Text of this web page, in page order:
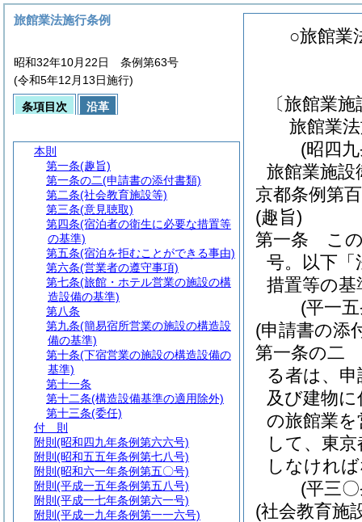
○旅館業
〔旅館業
旅館業
(昭四
旅館業施設
京都条例第
(趣旨)
第一条
こ
号。以下「
措置等の
(平一
(申請書の添
第一条の二
る者は、
及び建物
の旅館業
して、東
しなけれ
(平三
(社会教育施
旅館業法施行条例
昭和32年10月22日 条例第63号
(令和5年12月13日施行)
条項目次 沿革
本則
第一条(趣旨)
第一条の二(申請書の添付書類)
第二条(社会教育施設等)
第三条(意見聴取)
第四条(宿泊者の衛生に必要な措置等
の基準)
第五条(宿泊を拒むことができる事由)
第六条(営業者の遵守事項)
第七条(旅館・ホテル営業の施設の構
造設備の基準)
第八条
第九条(簡易宿所営業の施設の構造設
備の基準)
第十条(下宿営業の施設の構造設備の
基準)
第十一条
第十二条(構造設備基準の適用除外)
第十三条(委任)
付 則
附則 (昭和四九年条例第六六号)
附則 (昭和五五年条例第七八号)
附則 (昭和六一年条例第五〇号)
附則 (平成一五年条例第五八号)
附則 (平成一七年条例第六一号)
附則 (平成一九年条例第一一六号)